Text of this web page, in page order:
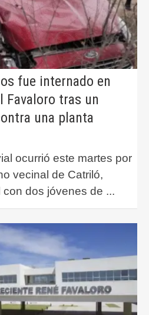
fue internado en
Favaloro tras un
una planta
ocurrió este martes por
vecinal de Catriló,
dos jóvenes de ...